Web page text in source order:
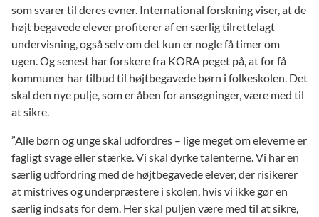
som svarer til deres evner. International forskning viser, at de
højt begavede elever profiterer af en særlig tilrettelagt
undervisning, også selv om det kun er nogle få timer om
ugen. Og senest har forskere fra KORA peget på, at for få
kommuner har tilbud til højtbegavede børn i folkeskolen. Det
skal den nye pulje, som er åben for ansøgninger, være med til
at sikre.
”Alle børn og unge skal udfordres – lige meget om eleverne er
fagligt svage eller stærke. Vi skal dyrke talenterne. Vi har en
særlig udfordring med de højtbegavede elever, der risikerer
at mistrives og underpræstere i skolen, hvis vi ikke gør en
særlig indsats for dem. Her skal puljen være med til at sikre,